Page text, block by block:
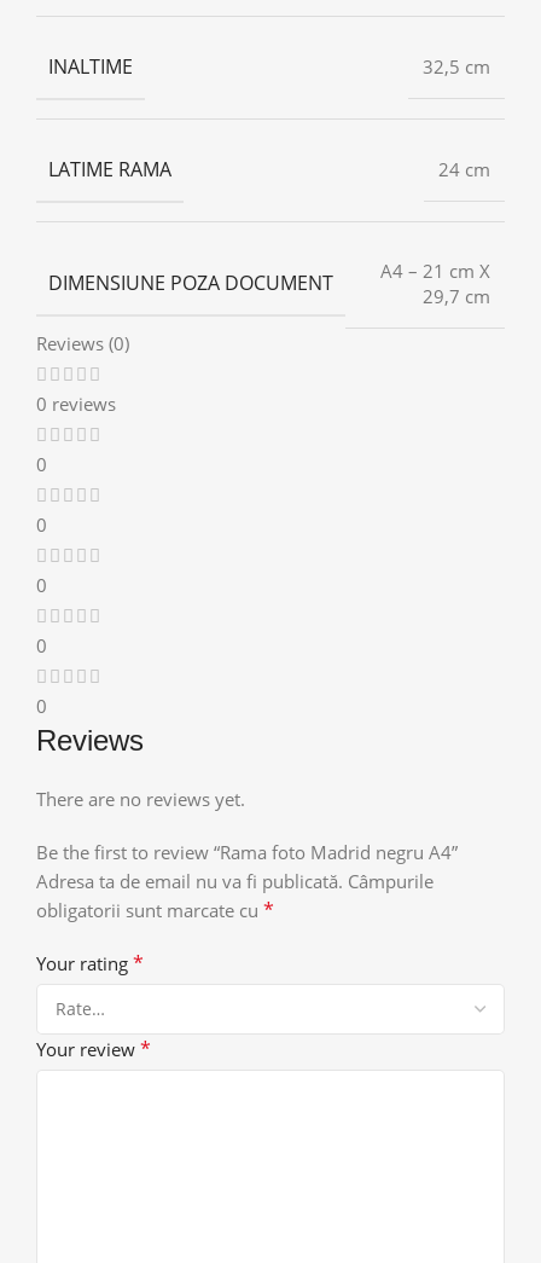
INALTIME 32,5 cm
LATIME RAMA 24 cm
DIMENSIUNE POZA DOCUMENT
A4 – 21 cm X
29,7 cm
Reviews (0)
0 reviews
0
0
0
0
0
Reviews
There are no reviews yet.
Be the first to review “Rama foto Madrid negru A4”
Adresa ta de email nu va fi publicată. Câmpurile
obligatorii sunt marcate cu *
Your rating *
Your review *